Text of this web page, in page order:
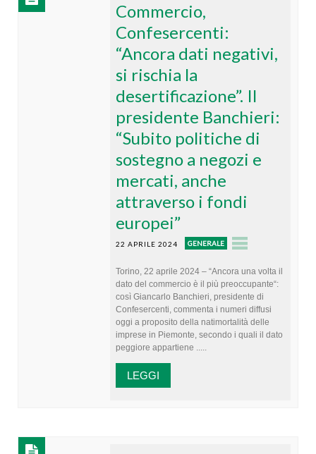
Commercio,
Confesercenti:
“Ancora dati negativi,
si rischia la
desertificazione”. Il
presidente Banchieri:
“Subito politiche di
sostegno a negozi e
mercati, anche
attraverso i fondi
europei”
22 APRILE 2024 GENERALE
Torino, 22 aprile 2024 – “Ancora una volta il
dato del commercio è il più preoccupante“:
così Giancarlo Banchieri, presidente di
Confesercenti, commenta i numeri diffusi
oggi a proposito della natimortalità delle
imprese in Piemonte, secondo i quali il dato
peggiore appartiene .....
LEGGI